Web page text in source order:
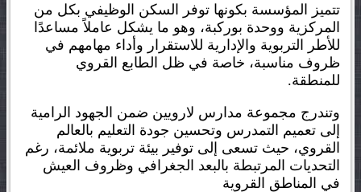
تتميز المؤسسة بكونها توفر السكن الوظيفي بكل من
المركزية ووحدة بوركبة، وهو ما يشكل عاملاً مساعدًا
للأطر التربوية والإدارية للاستقرار وأداء مهامهم في
ظروف مناسبة، خاصة في ظل الطابع القروي
للمنطقة.
وتندرج مجموعة مدارس لارويين ضمن الجهود الرامية
إلى تعميم التمدرس وتحسين جودة التعليم بالعالم
القروي، حيث تسعى إلى توفير بيئة تربوية ملائمة، رغم
التحديات المرتبطة بالبعد الجغرافي وظروف العيش
في المناطق القروية